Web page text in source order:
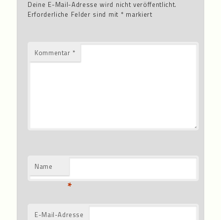
Deine E-Mail-Adresse wird nicht veröffentlicht.
Erforderliche Felder sind mit * markiert
Kommentar *
Name
*
E-Mail-Adresse